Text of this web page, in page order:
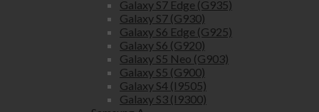
Galaxy S7 Edge (G935)
Galaxy S7 (G930)
Galaxy S6 Edge (G925)
Galaxy S6 (G920)
Galaxy S5 Neo (G903)
Galaxy S5 (G900)
Galaxy S4 (I9505)
Galaxy S3 (I9300)